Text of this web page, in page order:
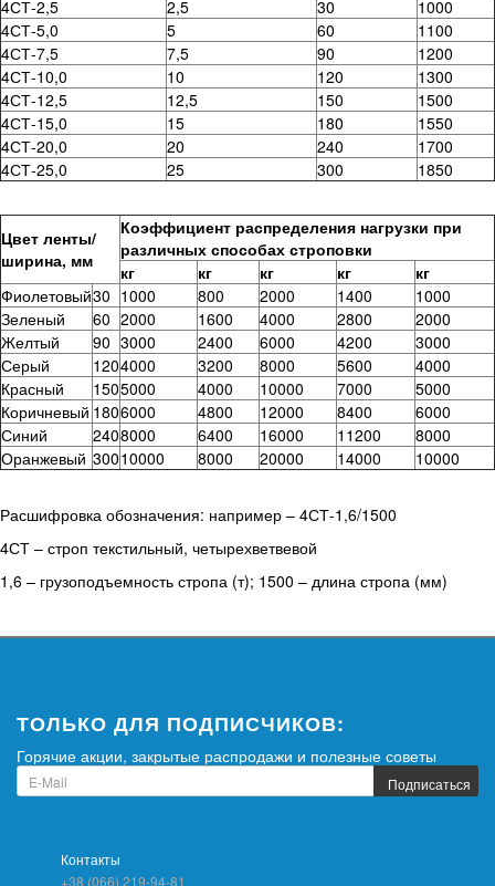
4СТ-2,5
2,5 30
1000
4СТ-5,0
5 60
1100
4СТ-7,5
7,5 90
1200
4СТ-10,0
10 120
1300
4СТ-12,5
12,5 150
1500
4СТ-15,0
15 180
1550
4СТ-20,0
20 240
1700
4СТ-25,0
25 300 1850
Цвет ленты/
ширина, мм
Коэффициент распределения нагрузки при
различных способах строповки
кг
кг кг кг
кг
Фиолетовый30 1000 800 2000 1400
1000
Зеленый
60 2000 1600 4000 2800
2000
Желтый
90 3000 2400 6000 4200
3000
Серый
1204000 3200 8000 5600
4000
Красный
1505000 4000 10000 7000
5000
Коричневый 1806000 4800 12000 8400
6000
Синий
2408000 6400 16000 11200
8000
Оранжевый 30010000 8000 20000 14000 10000
Расшифровка обозначения: например – 4СТ-1,6/1500
4СТ – строп текстильный, четырехветвевой
1,6 – грузоподъемность стропа (т); 1500 – длина стропа (мм)
ТОЛЬКО ДЛЯ ПОДПИСЧИКОВ:
Горячие акции, закрытые распродажи и полезные советы
Подписаться
Контакты
+38 (066) 219-94-81